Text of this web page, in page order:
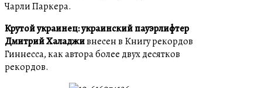
Чарли Паркера.
Крутой украинец: украинский пауэрлифтер
Дмитрий Халадживнесен в Книгу рекордов
Гиннесса, как автора более двух десятков
рекордов.